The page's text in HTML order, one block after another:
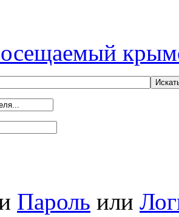
Пароль или